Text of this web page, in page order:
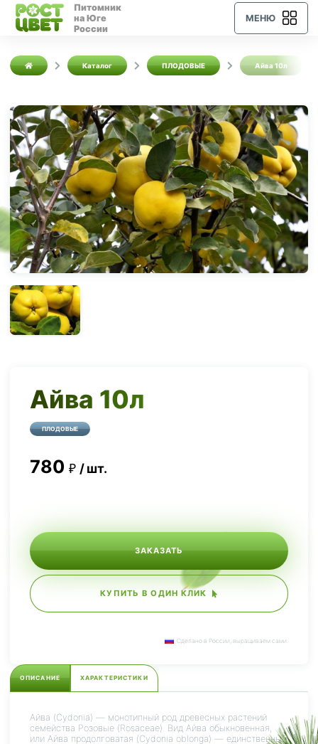
Питомник
на Юге
России
МЕНЮ
Каталог ПЛОДОВЫЕ Айва 10л
Айва 10л
ПЛОДОВЫЕ
780 шт.
ЗАКАЗАТЬ
КУПИТЬ В ОДИН КЛИК
Сделано в России, выращиваем сами.
ОПИСАНИЕ ХАРАКТЕРИСТИКИ
Айва (Cydonia) — монотипный род древесных растений
семейства Розовые (Rosaceae). Вид Айва обыкновенная,
или Айва продолговатая (Cydonia oblonga) — единственный